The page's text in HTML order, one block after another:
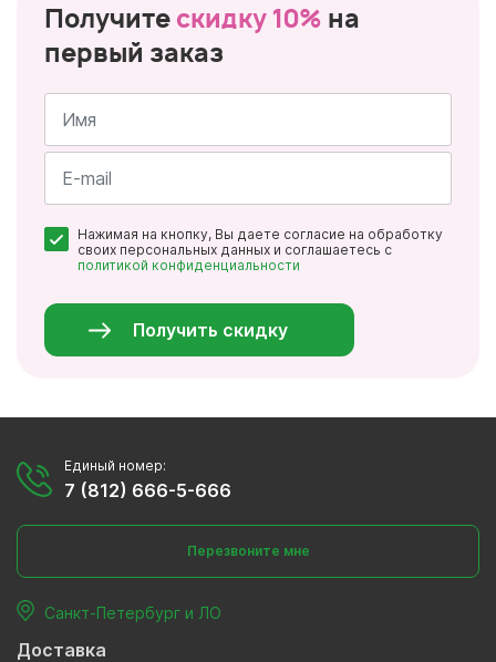
Получите скидку 10% на
первый заказ
Имя
*
Нажимая на кнопку, Вы даете согласие на обработку
своих персональных данных и соглашаетесь с
политикой конфиденциальности
Получить скидку
Единый номер:
7 (812) 666-5-666
Перезвоните мне
Санкт-Петербург и ЛО
Доставка